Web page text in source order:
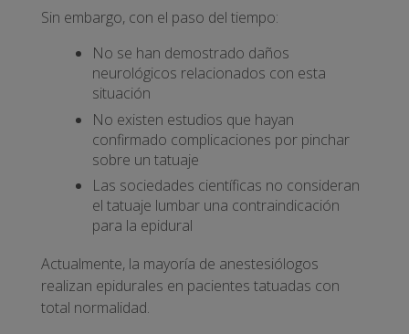
Sin embargo, con el paso del tiempo:
No se han demostrado daños
neurológicos relacionados con esta
situación
No existen estudios que hayan
confirmado complicaciones por pinchar
sobre un tatuaje
Las sociedades científicas no consideran
el tatuaje lumbar una contraindicación
para la epidural
Actualmente, la mayoría de anestesiólogos
realizan epidurales en pacientes tatuadas con
total normalidad.